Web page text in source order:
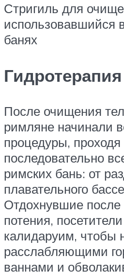
Стригиль для
использовавшийся
банях
После очищения
римляне начинали
процедуры, проходя
последовательно
римских бань: от
плавательного
Отдохнувшие после
потения,
калидаруим, чтобы
расслабляющими
ваннами и